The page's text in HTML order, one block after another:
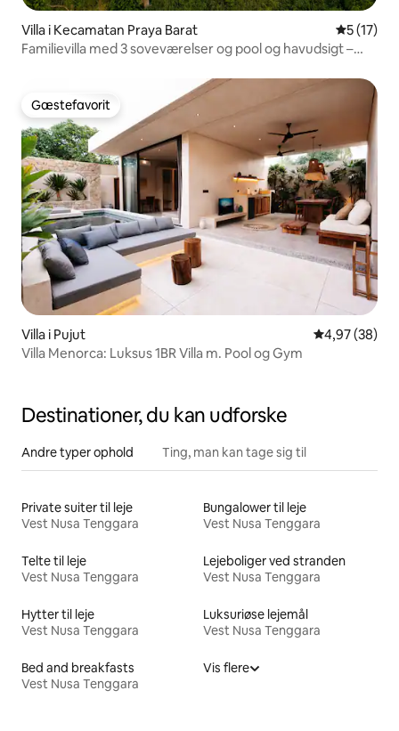
Villa i Kecamatan Praya Barat 5 ud af 5
5 (17)
Familievilla med 3 soveværelser og pool og havudsigt –
Gæstefavorit
Gæstefavorit
Villa i Pujut 4,97 ud af 5 i
4,97 (38)
Villa Menorca: Luksus 1BR Villa m. Pool og Gym
Destinationer, du kan udforske
Andre typer ophold Ting, man kan tage sig til
Private suiter til leje
Vest Nusa Tenggara
Bungalower til leje
Vest Nusa Tenggara
Telte til leje
Vest Nusa Tenggara
Lejeboliger ved stranden
Vest Nusa Tenggara
Hytter til leje
Vest Nusa Tenggara
Luksuriøse lejemål
Vest Nusa Tenggara
Bed and breakfasts
Vest Nusa Tenggara
Vis flere